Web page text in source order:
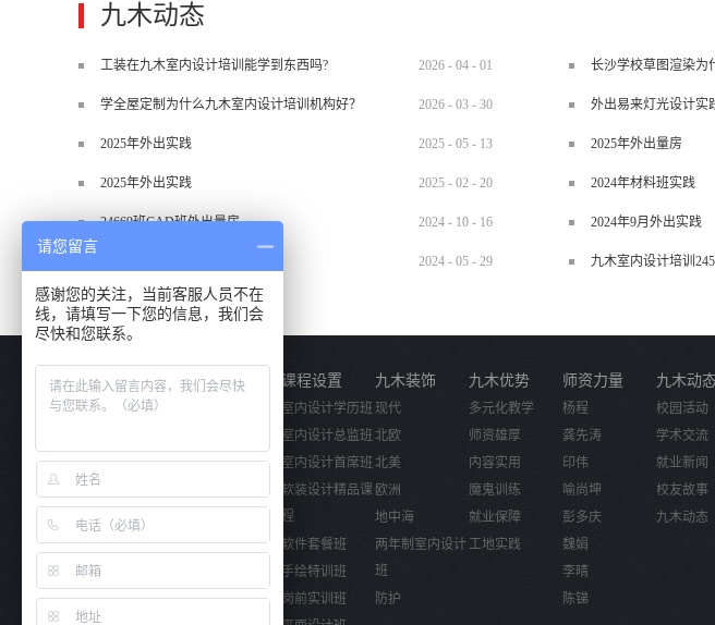
九木动态
工装在九木室内设计培训能学到东西吗? 2026 - 04 - 01
学全屋定制为什么九木室内设计培训机构好？ 2026 - 03 - 30 外出易来灯光设计实
2025年外出实践 2025 - 05 - 13 2025年外出量房
2025年外出实践 2025 - 02 - 20 2024年材料班实践
24669班CAD班外出量房 2024 - 10 - 16 2024年9月外出实践
2024 - 05 - 29 九木室内设计培训
关于我们
活动视频
课程设置
室内设计学历班
室内设计总监班
室内设计首席班
软装设计精品课
程
软件套餐班
手绘特训班
岗前实训班
九木装饰
现代
北欧
北美
欧洲
地中海
两年制室内设计
班
防护
九木优势
多元化教学
师资雄厚
内容实用
魔鬼训练
就业保障
工地实践
师资力量
杨程
龚先涛
印伟
喻尚坤
彭多庆
魏娟
李晴
陈锑
九木动
校园活动
学术交流
就业新闻
校友故事
九木动态
请您留言
感谢您的关注，当前客服人员不在
线，请填写一下您的信息，我们会
尽快和您联系。